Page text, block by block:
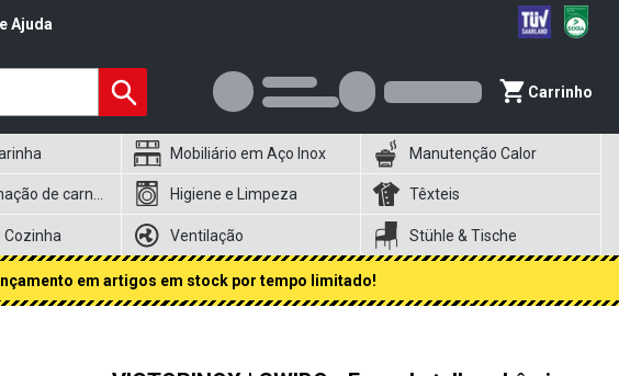
Ajuda
Carrinho
Mobiliário em Aço Inox Manutenção Calor
Higiene e Limpeza Têxteis
Cozinha Ventilação Stühle & Tische
em artigos em stock por tempo limitado!